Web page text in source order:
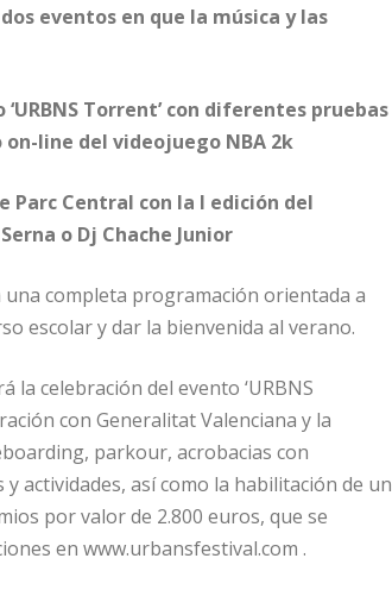
eventos en que la música y las
Torrent’ con diferentes pruebas
line del videojuego NBA 2k
Parc Central con la I edición del
o Dj Chache Junior
completa programación orientada a
escolar y dar la bienvenida al verano.
la celebración del evento ‘URBNS
con Generalitat Valenciana y la
parkour, acrobacias con
actividades, así como la habilitación de un
por valor de 2.800 euros, que se
en www.urbansfestival.com .